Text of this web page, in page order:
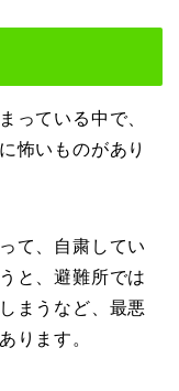
っている中で、
怖いものがあり
て、自粛してい
と、避難所では
まうなど、最悪
ります。